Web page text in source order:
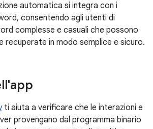
automatica si integra con i
consentendo agli utenti di
complesse e casuali che possono
recuperate in modo semplice e sicuro.
ti aiuta a verificare che le interazioni e
provengano dal programma binario